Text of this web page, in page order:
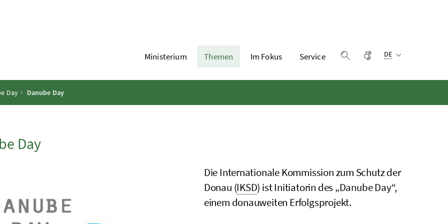
Ministerium Themen Im Fokus
Service
Gebärdensprache
DE
Day Danube Day
Day
Die Internationale Kommission zum Schutz der
Donau (IKSD) ist Initiatorin des „Danube Day“,
einem donauweiten Erfolgsprojekt.